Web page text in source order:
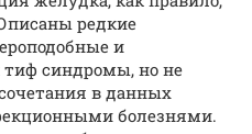
редкие
и
синдромы, но не
в данных
болезнями.